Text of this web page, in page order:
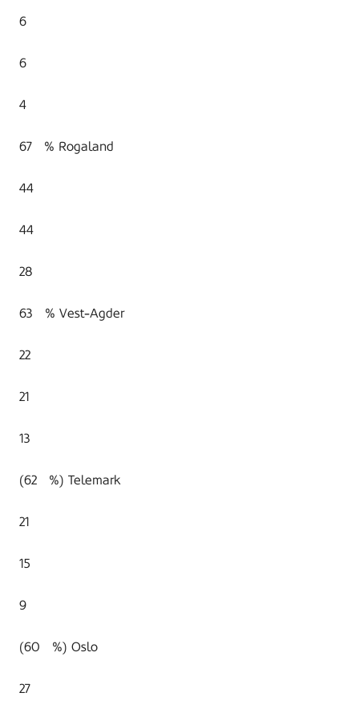
6
6
4
67 % Rogaland
44
44
28
63 % Vest-Agder
22
21
13
(62 %) Telemark
21
15
9
(60 %) Oslo
27